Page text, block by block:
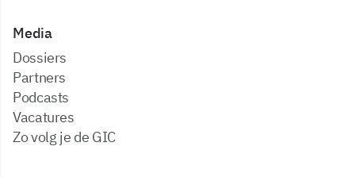
Media
dossiers
partners
podcasts
vacatures
zo volg je de GIC